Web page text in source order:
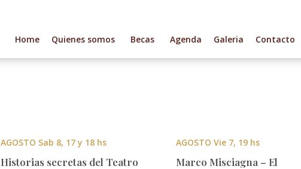
Home Quienes somos Becas Agenda Galeria Contacto
AGOSTO Sab 8, 17 y 18 hs
Historias secretas del Teatro
AGOSTO Vie 7, 19 hs
Marco Misciagna – El